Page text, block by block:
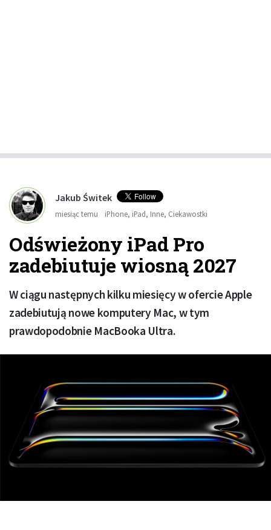
Jakub Świtek
miesiąc temu iPhone, iPad, Inne, Ciekawostki
Odświeżony iPad Pro
zadebiutuje wiosną 2027
W ciągu następnych kilku miesięcy w ofercie Apple
zadebiutują nowe komputery Mac, w tym
prawdopodobnie MacBooka Ultra.